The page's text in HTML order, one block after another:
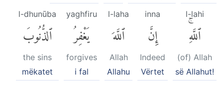
l-lahi
ٱللَّهِۚ
(of) Allah
së Allahut!
inna
إِنَّ
Indeed
Vërtet
l-laha
ٱللَّهَ
Allah
Allahu
yaghfiru
يَغْفِرُ
forgives
i fal
l-dhunūba
ٱلذُّنُوبَ
the sins
mëkatet